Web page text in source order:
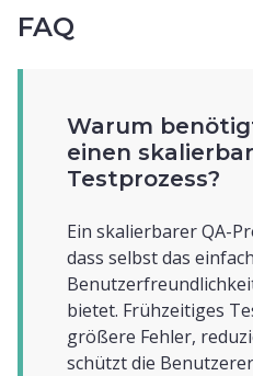
FAQ
Warum
einen
Testprozess?
Ein skalierbarer QA-
dass selbst das
bietet. Frühzeitiges
größere Fehler,
schützt die